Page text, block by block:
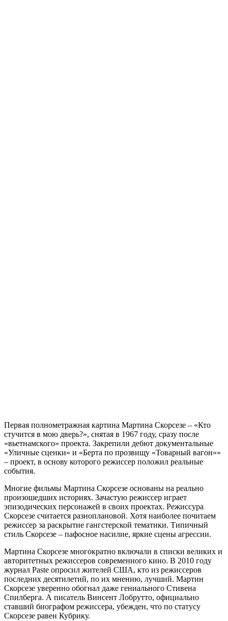
Первая полнометражная картина Мартина Скорсезе – «Кто
стучится в мою дверь?», снятая в 1967 году, сразу после
«вьетнамского» проекта. Закрепили дебют документальные
«Уличные сценки» и «Берта по прозвищу «Товарный вагон»»
– проект, в основу которого режиссер положил реальные
события.
Многие фильмы Мартина Скорсезе основаны на реально
произошедших историях. Зачастую режиссер играет
эпизодических персонажей в своих проектах. Режиссура
Скорсезе считается разноплановой. Хотя наиболее почитаем
режиссер за раскрытие гангстерской тематики. Типичный
стиль Скорсезе – пафосное насилие, яркие сцены агрессии.
Мартина Скорсезе многократно включали в списки великих и
авторитетных режиссеров современного кино. В 2010 году
журнал Paste опросил жителей США, кто из режиссеров
последних десятилетий, по их мнению, лучший. Мартин
Скорсезе уверенно обогнал даже гениального Стивена
Спилберга. А писатель Винсент Лобрутто, официально
ставший биографом режиссера, убежден, что по статусу
Скорсезе равен Кубрику.